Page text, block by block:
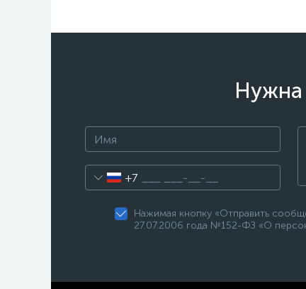
Нужна
+7
Нажимая кнопку «Отправить
27.07.2006 года №152-ФЗ «О